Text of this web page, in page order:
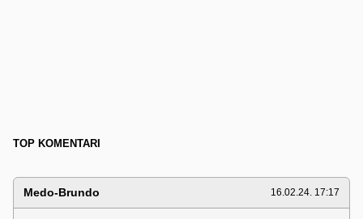
TOP KOMENTARI
Medo-Brundo 16.02.24. 17:17